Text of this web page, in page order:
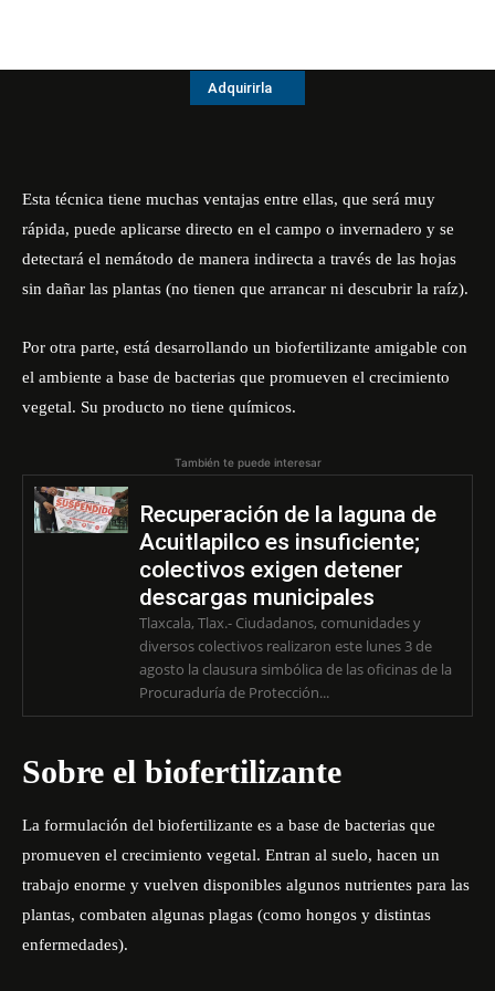
Adquirirla
Esta técnica tiene muchas ventajas entre ellas, que será muy
rápida, puede aplicarse directo en el campo o invernadero y se
detectará el nemátodo de manera indirecta a través de las hojas
sin dañar las plantas (no tienen que arrancar ni descubrir la raíz).
Por otra parte, está desarrollando un biofertilizante amigable con
el ambiente a base de bacterias que promueven el crecimiento
vegetal. Su producto no tiene químicos.
También te puede interesar
Recuperación de la laguna de
Acuitlapilco es insuficiente;
colectivos exigen detener
descargas municipales
Tlaxcala, Tlax.- Ciudadanos, comunidades y
diversos colectivos realizaron este lunes 3 de
agosto la clausura simbólica de las oficinas de la
Procuraduría de Protección...
Sobre el biofertilizante
La formulación del biofertilizante es a base de bacterias que
promueven el crecimiento vegetal. Entran al suelo, hacen un
trabajo enorme y vuelven disponibles algunos nutrientes para las
plantas, combaten algunas plagas (como hongos y distintas
enfermedades).